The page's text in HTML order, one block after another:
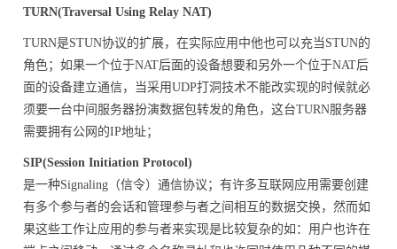
TURN(Traversal Using Relay NAT)
TURN是STUN协议的扩展，在实际应用中他也可以充当STUN的
角色；如果一个位于NAT后面的设备想要和另外一个位于NAT后
面的设备建立通信，当采用UDP打洞技术不能改实现的时候就必
须要一台中间服务器扮演数据包转发的角色，这台TURN服务器
需要拥有公网的IP地址；
SIP(Session Initiation Protocol)
是一种Signaling（信令）通信协议；有许多互联网应用需要创建
有多个参与者的会话和管理参与者之间相互的数据交换，然而如
果这些工作让应用的参与者来实现是比较复杂的如：用户也许在